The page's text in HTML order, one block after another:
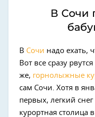
В Сочи
В Сочи надо ехать,
Вот все сразу рвутся
же, горнолыжные
сам Сочи. Хотя в
первых, легкий
курортная столица